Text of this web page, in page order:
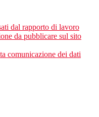
dal rapporto di lavoro
da pubblicare sul sito
comunicazione dei dati